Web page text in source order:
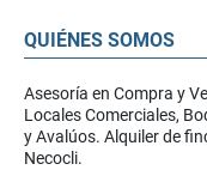
QUIÉNES SOMOS
Asesoría en Compra y
Locales Comerciales,
y Avalúos. Alquiler de
Necocli.